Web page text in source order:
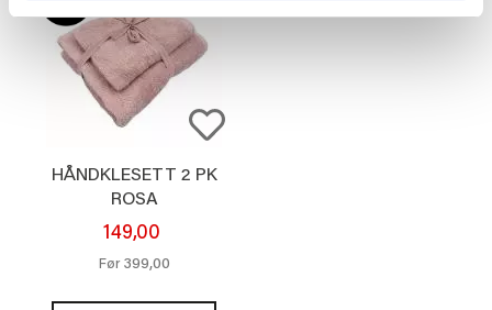
HÅNDKLESETT 2 PK
ROSA
149,00
Før 399,00